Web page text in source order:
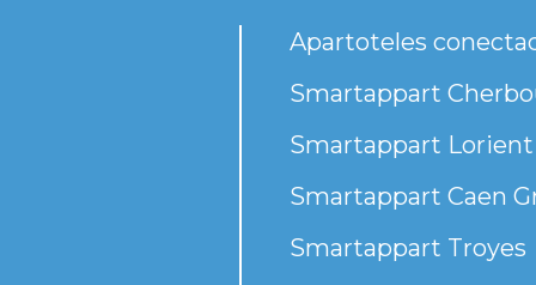
Apartoteles
Smartappart
Smartappart Lorient
Smartappart Caen
Smartappart Troyes